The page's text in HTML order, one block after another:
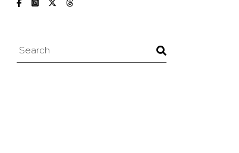
Search